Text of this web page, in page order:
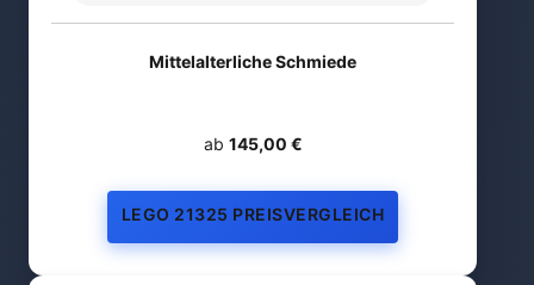
Mittelalterliche Schmiede
ab 145,00 €
LEGO 21325 PREISVERGLEICH